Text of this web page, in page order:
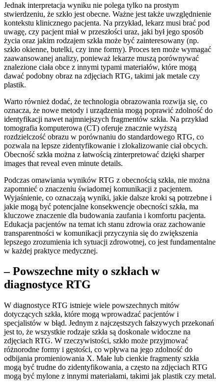
Jednak interpretacja wyniku nie polega tylko na prostym
stwierdzeniu, że szkło jest obecne. Ważne jest także uwzględnienie
kontekstu klinicznego pacjenta. Na przykład, lekarz musi brać pod
uwagę, czy pacjent miał w przeszłości uraz, jaki był jego sposób
życia oraz jakim rodzajem szkła może być zainteresowany (np.
szkło okienne, butelki, czy inne formy). Proces ten może wymagać
zaawansowanej analizy, ponieważ lekarze muszą porównywać
znalezione ciała obce z innymi typami materiałów, które mogą
dawać podobny obraz na zdjęciach RTG, takimi jak metale czy
plastik.
Warto również dodać, że technologia obrazowania rozwija się, co
oznacza, że nowe metody i urządzenia mogą poprawić zdolność do
identyfikacji nawet najmniejszych fragmentów szkła. Na przykład
tomografia komputerowa (CT) oferuje znacznie wyższą
rozdzielczość obrazu w porównaniu do standardowego RTG, co
pozwala na lepsze zidentyfikowanie i zlokalizowanie ciał obcych.
Obecność szkła można z łatwością zinterpretować dzięki sharper
images that reveal even minute details.
Podczas omawiania wyników RTG z obecnością szkła, nie można
zapomnieć o znaczeniu świadomej komunikacji z pacjentem.
Wyjaśnienie, co oznaczają wyniki, jakie dalsze kroki są potrzebne i
jakie mogą być potencjalne konsekwencje obecności szkła, ma
kluczowe znaczenie dla budowania zaufania i komfortu pacjenta.
Edukacja pacjentów na temat ich stanu zdrowia oraz zachowanie
transparentności w komunikacji przyczynia się do zwiększenia
lepszego zrozumienia ich sytuacji zdrowotnej, co jest fundamentalne
w każdej praktyce medycznej.
– Powszechne mity o szkłach w
diagnostyce RTG
W diagnostyce RTG istnieje wiele powszechnych mitów
dotyczących szkła, które mogą wprowadzać pacjentów i
specjalistów w błąd. Jednym z najczęstszych fałszywych przekonań
jest to, że wszystkie rodzaje szkła są doskonale widoczne na
zdjęciach RTG. W rzeczywistości, szkło może przyjmować
różnorodne formy i gęstości, co wpływa na jego zdolność do
odbijania promieniowania X. Małe lub cienkie fragmenty szkła
mogą być trudne do zidentyfikowania, a często na zdjęciach RTG
mogą być mylone z innymi materiałami, takimi jak plastik czy metal.